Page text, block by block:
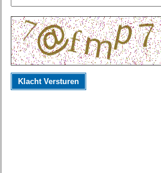
Klacht Versturen